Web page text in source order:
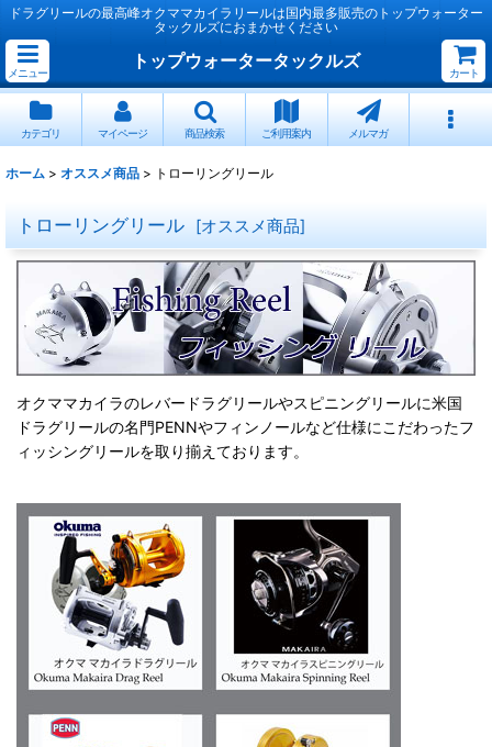
ドラグリールの最高峰オクママカイラリールは国内最多販売のトップウォーター
タックルズにおまかせください
メニュー
トップウォータータックルズ
カート
カテゴリ マイページ 商品検索 ご利用案内 メルマガ
ホーム > オススメ商品 > トローリングリール
トローリングリール [オススメ商品]
オクママカイラのレバードラグリールやスピニングリールに米国
ドラグリールの名門PENNやフィンノールなど仕様にこだわったフ
ィッシングリールを取り揃えております。